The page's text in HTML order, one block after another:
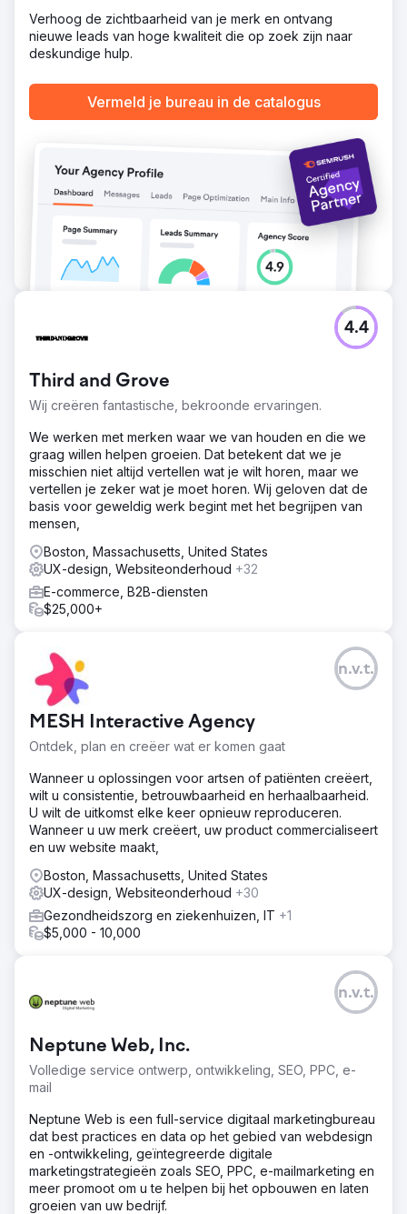
conversiestijging van 35% en versterkte tegelijkertijd de
geloofwaardigheid van het merk van de klant. Het nieuwe
ontwerp creëerde een professionelere online
aanwezigheid, de verbeterde contactmogelijkheden
maakten het voor gebruikers gemakkelijker om contact
op te nemen en de algehele gebruikerservaring gaf het
bedrijf een sterker platform in een lastige en
Naar bureaupagina
Verhoog de zichtbaarheid van je merk en ontvang
nieuwe leads van hoge kwaliteit die op zoek zijn naar
deskundige hulp.
Vermeld je bureau in de catalogus
Third and Grove
Wij creëren fantastische, bekroonde ervaringen.
4.4
We werken met merken waar we van houden en die we
graag willen helpen groeien. Dat betekent dat we je
misschien niet altijd vertellen wat je wilt horen, maar we
vertellen je zeker wat je moet horen. Wij geloven dat de
basis voor geweldig werk begint met het begrijpen van
mensen,
Boston, Massachusetts, United States
UX-design, Websiteonderhoud +32
E-commerce, B2B-diensten
$25,000+
MESH Interactive Agency
Ontdek, plan en creëer wat er komen gaat
n.v.t.
Wanneer u oplossingen voor artsen of patiënten creëert,
wilt u consistentie, betrouwbaarheid en herhaalbaarheid.
U wilt de uitkomst elke keer opnieuw reproduceren.
Wanneer u uw merk creëert, uw product commercialiseert
en uw website maakt,
Boston, Massachusetts, United States
UX-design, Websiteonderhoud +30
Gezondheidszorg en ziekenhuizen, IT +1
$5,000 - 10,000
Neptune Web, Inc.
Volledige service ontwerp, ontwikkeling, SEO, PPC, e-
mail
n.v.t.
Neptune Web is een full-service digitaal marketingbureau
dat best practices en data op het gebied van webdesign
en -ontwikkeling, geïntegreerde digitale
marketingstrategieën zoals SEO, PPC, e-mailmarketing en
meer promoot om u te helpen bij het opbouwen en laten
groeien van uw bedrijf.